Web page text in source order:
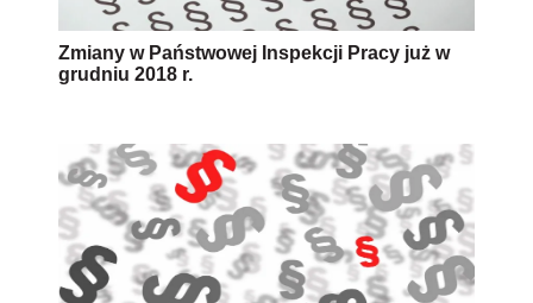
Zmiany w Państwowej Inspekcji Pracy już w
grudniu 2018 r.